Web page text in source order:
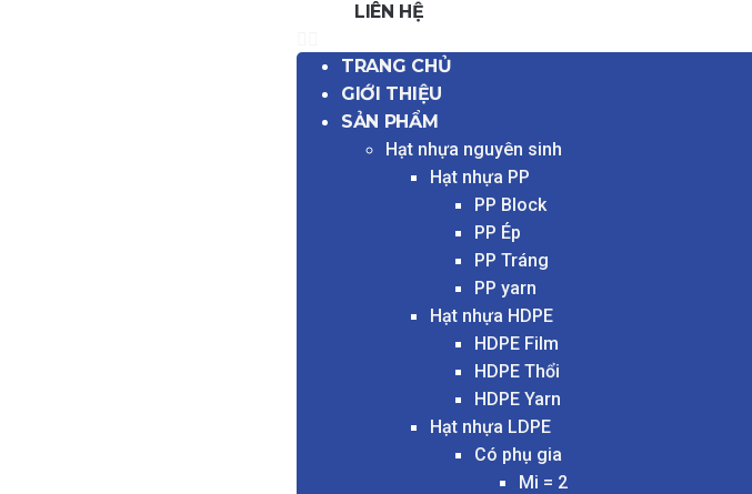
LIÊN HỆ
TRANG CHỦ
GIỚI THIỆU
SẢN PHẨM
Hạt nhựa nguyên sinh
Hạt nhựa PP
PP Block
PP Ép
PP Tráng
PP yarn
Hạt nhựa HDPE
HDPE Film
HDPE Thổi
HDPE Yarn
Hạt nhựa LDPE
Có phụ gia
Mi = 2